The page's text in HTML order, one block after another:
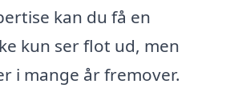
kan du få en
kun ser flot ud, men
i mange år fremover.